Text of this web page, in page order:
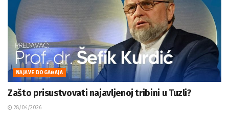
NAJAVE DOGAĐAJA
Zašto prisustvovati najavljenoj tribini u Tuzli?
28/04/2026